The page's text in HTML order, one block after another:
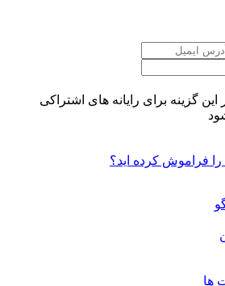
این گزینه برای رایانه های اشتراکی
را فراموش کرده اید؟
ها